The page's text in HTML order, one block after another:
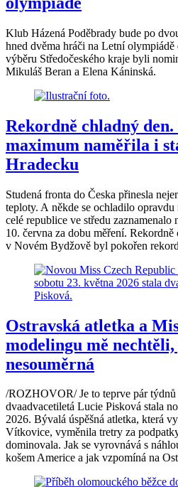
Klub Házená Poděbrady bude po
hned dvěma hráči na Letní
výběru Středočeského kraje byli
Mikuláš Beran a Elena Káninská.
Rekordně chladný
maximum naměřila i
Hradecku
Studená fronta do Česka přinesla
teploty. A někde se ochladilo
celé republice ve středu
10. června za dobu měření.
v Novém Bydžově byl pokořen
Ostravská atletka a
modelingu mě
nesouměrná
/ROZHOVOR/ Je to teprve pár
dvaadvacetiletá Lucie Pisková stala
2026. Bývalá úspěšná atletka, která
Vítkovice, vyměnila tretry za
dominovala. Jak se vyrovnává s
košem Americe a jak vzpomíná na